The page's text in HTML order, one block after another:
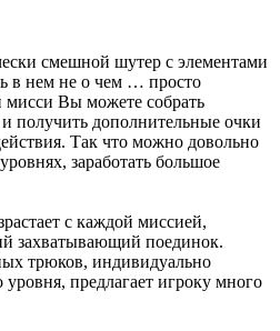
смешной шутер с элементами
в нем не о чем … просто
Вы можете собрать
получить дополнительные очки
Так что можно довольно
заработать большое
с каждой миссией,
захватывающий поединок.
трюков, индивидуально
предлагает игроку много